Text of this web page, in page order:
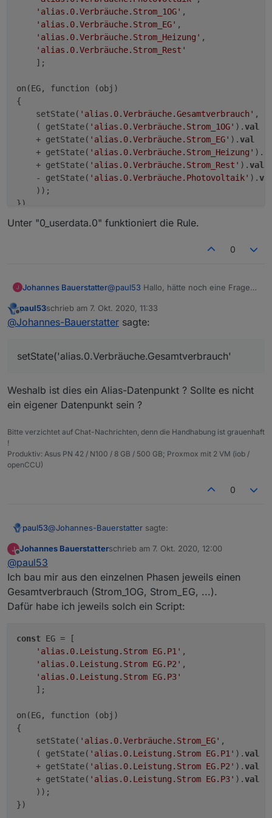
if(obj.common.max !== undefined)
if(obj.common.unit) delete
      if(states) obj.common.states = states;
if(custom && obj.common.custom)
if(idRd) setState(idRd,
      });
if(raum && existsObject('enum.rooms.' +
let obj = getObject('enum.rooms.' +
         obj.common.members.push(idDst);
         setObject('enum.rooms.' + raum, obj);
      }
if(gewerk &&
let obj =
      }
'alias.0.Verbräuche.Strom_1OG' ,
'alias.0.Verbräuche.Strom_EG' ,
'alias.0.Verbräuche.Strom_Heizung' ,
'alias.0.Verbräuche.Strom_Rest'
    ];
on(EG, function (obj)
{
    setState(
'alias.0.Verbräuche.Gesamtverbrauch' ,
    ( getState(
'alias.0.Verbräuche.Strom_1OG' ).val
    + getState(
'alias.0.Verbräuche.Strom_EG' ).val
    + getState(
'alias.0.Verbräuche.Strom_Heizung' ).
    + getState(
'alias.0.Verbräuche.Strom_Rest' ).val
    - getState(
'alias.0.Verbräuche.Photovoltaik' ).
    ));
Unter "0_userdata.0" funktioniert die Rule.
0
Johannes Bauerstatter@paul53 Hallo, hätte noch eine Frage
Warum funktioniert die Rule auf Aliase
nicht:
    ];
(
+
+
Unter "0_userdata.0" funktioniert die
Offline
paul53schrieb am 7. Okt. 2020, 11:33
zuletzt editiert von
@Johannes-Bauerstatter sagte:
setState('alias.0.Verbräuche.Gesamtverbrauch'
Weshalb ist dies ein Alias-Datenpunkt ? Sollte es nicht
ein eigener Datenpunkt sein ?
Bitte verzichtet auf Chat-Nachrichten, denn die Handhabung ist grauenhaft
!
Produktiv: Asus PN 42 / N100 / 8 GB / 500 GB; Proxmox mit 2 VM (iob /
openCCU)
0
paul53@Johannes-Bauerstatter sagte:
Weshalb ist dies ein Alias-Datenpunkt ? Sollte es nicht
ein eigener Datenpunkt sein ?
Offline
Johannes Bauerstatterschrieb am 7. Okt. 2020, 12:00
zuletzt editiert von
@paul53
Ich bau mir aus den einzelnen Phasen jeweils einen
Gesamtverbrauch (Strom_1OG, Strom_EG, ...).
Dafür habe ich jeweils solch ein Script:
const EG = [
'alias.0.Leistung.Strom EG.P1' ,
'alias.0.Leistung.Strom EG.P2' ,
'alias.0.Leistung.Strom EG.P3'
    ];
on(EG, function (obj)
{
    setState(
'alias.0.Verbräuche.Strom_EG' ,
    ( getState(
'alias.0.Leistung.Strom EG.P1' ).val
    + getState(
'alias.0.Leistung.Strom EG.P2' ).val
    + getState(
'alias.0.Leistung.Strom EG.P3' ).val
    ));